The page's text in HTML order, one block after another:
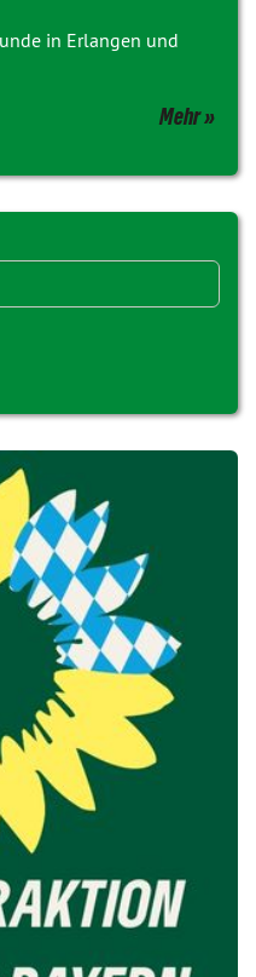
in Erlangen und
Mehr